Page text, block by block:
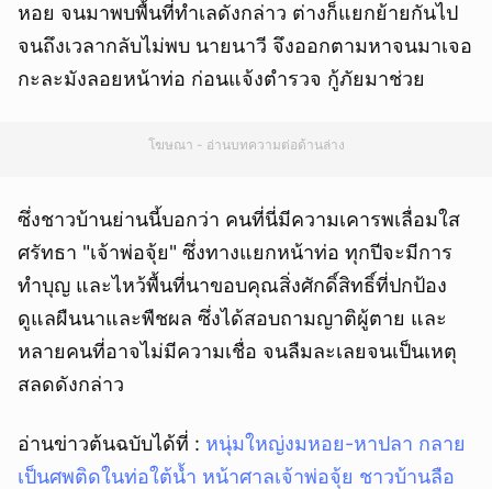
หอย จนมาพบพื้นที่ทำเลดังกล่าว ต่างก็แยกย้ายกันไป
จนถึงเวลากลับไม่พบ นายนาวี จึงออกตามหาจนมาเจอ
กะละมังลอยหน้าท่อ ก่อนแจ้งตำรวจ กู้ภัยมาช่วย
โฆษณา - อ่านบทความต่อด้านล่าง
ซึ่งชาวบ้านย่านนี้บอกว่า คนที่นี่มีความเคารพเลื่อมใส
ศรัทธา "เจ้าพ่อจุ้ย" ซึ่งทางแยกหน้าท่อ ทุกปีจะมีการ
ทำบุญ และไหว้พื้นที่นาขอบคุณสิ่งศักดิ์สิทธิ์ที่ปกป้อง
ดูแลผืนนาและพืชผล ซึ่งได้สอบถามญาติผู้ตาย และ
หลายคนที่อาจไม่มีความเชื่อ จนลืมละเลยจนเป็นเหตุ
สลดดังกล่าว
อ่านข่าวต้นฉบับได้ที่ : หนุ่มใหญ่งมหอย-หาปลา กลาย
เป็นศพติดในท่อใต้น้ำ หน้าศาลเจ้าพ่อจุ้ย ชาวบ้านลือ